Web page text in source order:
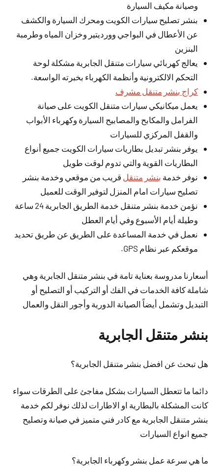
وصيانة مكيف السيارة
بنشر تصليح سيارات الكويت ومحرك السيارة والكشف
عن الأعطال في البواجي وورديتير وخزان المياه وطرمبة
البنزين
يعالج كهربائي سيارات متنقل الجابرية مشكلة لوحة
التحكم الالكترونية وأنظمة الكهرباء بخبرته الواسعة.
كراج بنشر متنقل مشرف
يعمل ميكانيكي سيارات متنقل الكويت على صيانة
الفرامل والمكابح والمصابيح السيارة وكهرباء الأبواب
والقفل المركزي للسيارات
يوفر بنشر تبديل بطاريات سيارات الكويت جميع أنواع
البطاريات القوية والتي تدوم لوقت طويل
نوفر خدمة بنشر متنقل قريب من موقعي وخدمة بنشر
تصليح سيارات امام المنزل لتوفير الوقت للعميل
نؤمن خدمة بنشر متنقل خدمة الطريق الجابرية 24 ساعة
وطيلة أيام الأسبوع وفي أيام العطل
نعمل في خدمة المساعدة على الطريق عن طريق تحديد
موقعكم عبر نظام GPS.
أسعارنا مدروسة بعناية تامة في بنشر متنقل الجابرية وهي
شاملة كافة الخدمات في الفك أو التركيب أو التصليح أو
التبديل وتشمل أيضاً الصيانة الدورية وأجور النقل والعمال
بنشر متنقل الجابرية
هل تبحث عن افضل بنشر متنقل الجابرية؟
دائما ما تتعطل السيارات بشكل مفاجئ على الطرقات سواء
كانت المشكلة بالبطارية او الاطارات لذلك نوفر لكم خدمة
بنشر متنقل الجابرية مع كادر فني متميز في صيانة وتصليح
جميع انواع السيارات
ما هي سرعة عمل بنشر وكهرباء الجابرية؟